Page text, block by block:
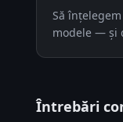
Să
modele — și
Întrebări